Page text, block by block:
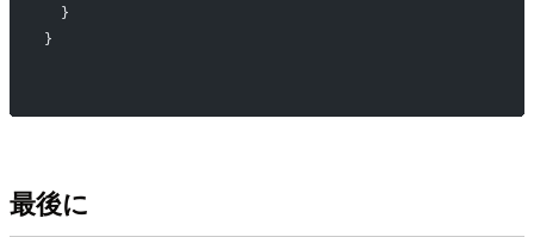
  }
}
最後に